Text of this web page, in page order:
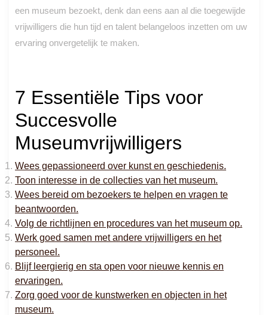
een museum bezoekt, denk dan eens aan al die toegewijde
vrijwilligers die hun tijd en talent belangeloos inzetten om uw
ervaring onvergetelijk te maken.
7 Essentiële Tips voor
Succesvolle
Museumvrijwilligers
Wees gepassioneerd over kunst en geschiedenis.
Toon interesse in de collecties van het museum.
Wees bereid om bezoekers te helpen en vragen te
beantwoorden.
Volg de richtlijnen en procedures van het museum op.
Werk goed samen met andere vrijwilligers en het
personeel.
Blijf leergierig en sta open voor nieuwe kennis en
ervaringen.
Zorg goed voor de kunstwerken en objecten in het
museum.